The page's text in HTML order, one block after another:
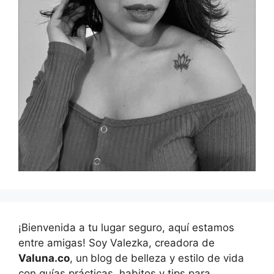
¡Bienvenida a tu lugar seguro, aquí estamos
entre amigas! Soy Valezka, creadora de
Valuna.co, un blog de belleza y estilo de vida